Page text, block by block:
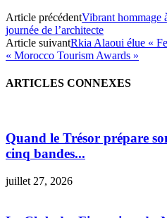
Article précédentVibrant hommage
journée de l’architecte
Article suivantRkia Alaoui élue «
« Morocco Tourism Awards »
ARTICLES CONNEXES
Quand le Trésor prépare
cinq bandes...
juillet 27, 2026